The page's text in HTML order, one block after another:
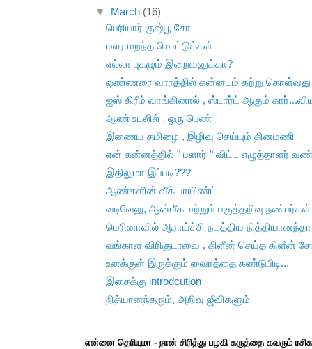
▼ March (16)
பெரியார் குஷ்பூ சோ
மலர மறந்த மொட்டுக்கள்
எல்லா புகழும் இறைவனுக்கா?
ஒண்ணரை வாரத்தில் கன்னடம் கற்று கொள்வது
ஐஸ் கிரீம் வாங்கினால் , ஸ்டார்ட் ஆகும்
ஆண் உடலில் , ஒரு பெண்
இணைய தமிழை , இழிவு செய்யும் தினமணி
என் கன்னத்தில் " பளார் " விட்ட எழுத்தாளர்
இதிலுமா இப்படி???
ஆண்களின் வீக் பாயிண்ட்
வடிவேலு, ஆன்மீக மற்றும் பகுத்தறிவு நண்பர்கள்
மெரினாவில் ஆராய்ச்சி நடத்திய நித்தியானந்தா
வங்காள விரிகுடாவை , கிளீன் செய்த கிளீன்
உனக்குள் இருக்கும் வைரத்தை கண்டுபிடி...
இசைக்கு introdcution
நித்யானந்தரும், அறிவு ஜீவிகளும்
என்னை தெரியுமா - நான் சிரித்து பழகி கருத்தை கவரும்